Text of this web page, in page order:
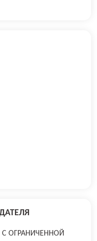
С ОГРАНИЧЕННОЙ